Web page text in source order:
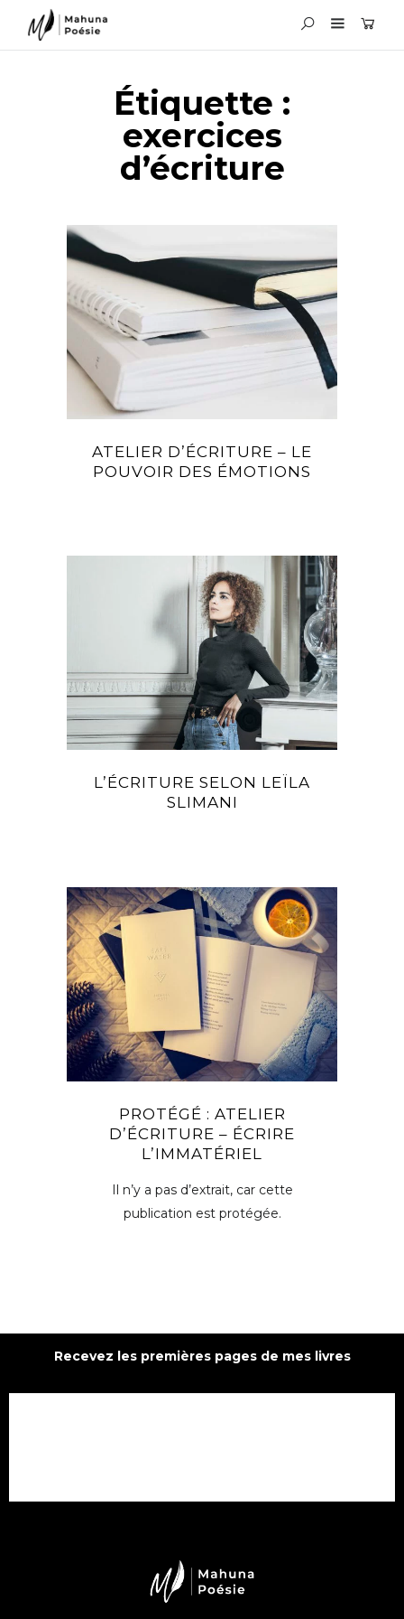
Étiquette :
exercices
d’écriture
ATELIER D’ÉCRITURE – LE
POUVOIR DES ÉMOTIONS
L’ÉCRITURE SELON LEÏLA
SLIMANI
PROTÉGÉ : ATELIER
D’ÉCRITURE – ÉCRIRE
L’IMMATÉRIEL
Il n’y a pas d’extrait, car cette
publication est protégée.
Recevez les premières pages de mes livres